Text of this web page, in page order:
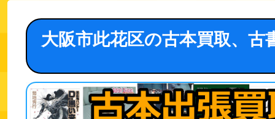
大阪市此花区の古本買取、古